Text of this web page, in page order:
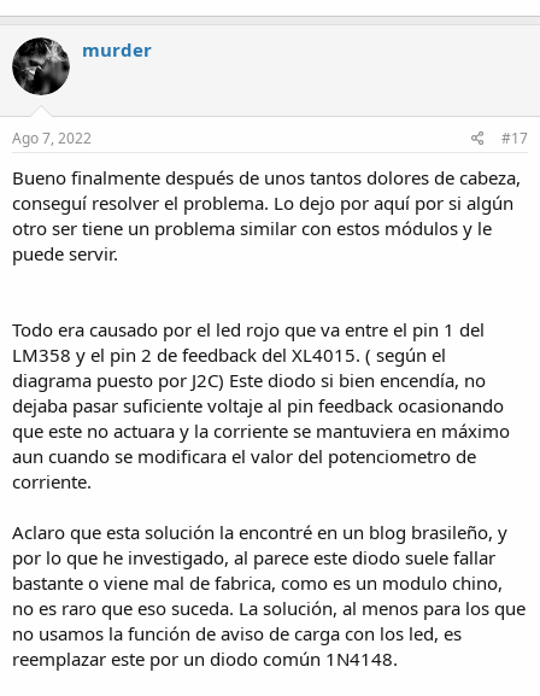
murder
Ago 7, 2022 #17
Bueno finalmente después de unos tantos dolores de cabeza,
conseguí resolver el problema. Lo dejo por aquí por si algún
otro ser tiene un problema similar con estos módulos y le
puede servir.
Todo era causado por el led rojo que va entre el pin 1 del
LM358 y el pin 2 de feedback del XL4015. ( según el
diagrama puesto por J2C) Este diodo si bien encendía, no
dejaba pasar suficiente voltaje al pin feedback ocasionando
que este no actuara y la corriente se mantuviera en máximo
aun cuando se modificara el valor del potenciometro de
corriente.
Aclaro que esta solución la encontré en un blog brasileño, y
por lo que he investigado, al parece este diodo suele fallar
bastante o viene mal de fabrica, como es un modulo chino,
no es raro que eso suceda. La solución, al menos para los que
no usamos la función de aviso de carga con los led, es
reemplazar este por un diodo común 1N4148.